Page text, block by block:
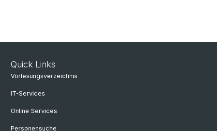
Quick Links
Vorlesungsverzeichnis
IT-Services
Online Services
Personensuche